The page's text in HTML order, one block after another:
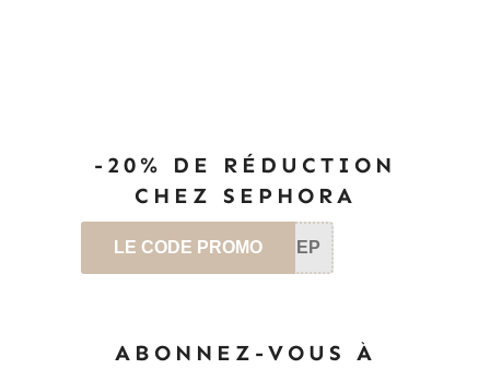
-20% DE RÉDUCTION
CHEZ SEPHORA
LE CODE PROMO SEP
ABONNEZ-VOUS À